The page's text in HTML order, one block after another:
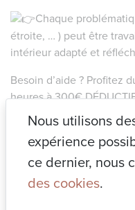
Chaque
étroite, … ) peut être
intérieur adapté et
Besoin d’aide ? Profitez
heures à 300€
repartez avec le pleins
intérieur !
Contactez-
#coachingdéco
Nous utilisons
expérience
ce dernier, nous
des cookies.